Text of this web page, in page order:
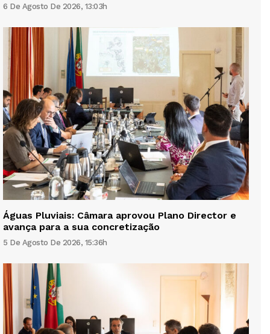
6 De Agosto De 2026, 13:03h
Águas Pluviais: Câmara aprovou Plano Director e
avança para a sua concretização
5 De Agosto De 2026, 15:36h